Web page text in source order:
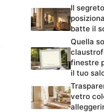
Il
batte il
Quella
finestre
il tuo
vetro